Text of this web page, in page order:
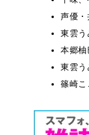
声優
東雲う
本郷
東雲う
篠崎